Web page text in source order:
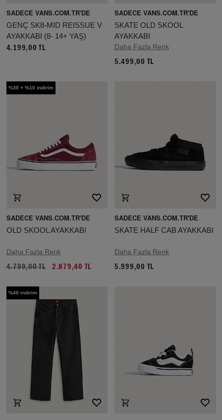
SADECE VANS.COM.TR'DE
GENÇ SK8-MID REISSUE V
AYAKKABI (8- 14+ YAŞ)
4.199,00 TL
SADECE VANS.COM.TR'DE
SKATE OLD SKOOL
AYAKKABI
Daha Fazla Renk
5.499,00 TL
%30 + %10 indirim
SADECE VANS.COM.TR'DE
OLD SKOOL AYAKKABI
Daha Fazla Renk
4.799,00 TL 2.879,40 TL
SADECE VANS.COM.TR'DE
SKATE HALF CAB AYAKKABI
Daha Fazla Renk
5.999,00 TL
%40 indirim